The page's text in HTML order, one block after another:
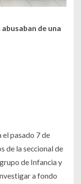
de una
el pasado 7 de
de la seccional de
de Infancia y
a fondo